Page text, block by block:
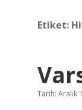
Etiket:
Tarih: Aralık